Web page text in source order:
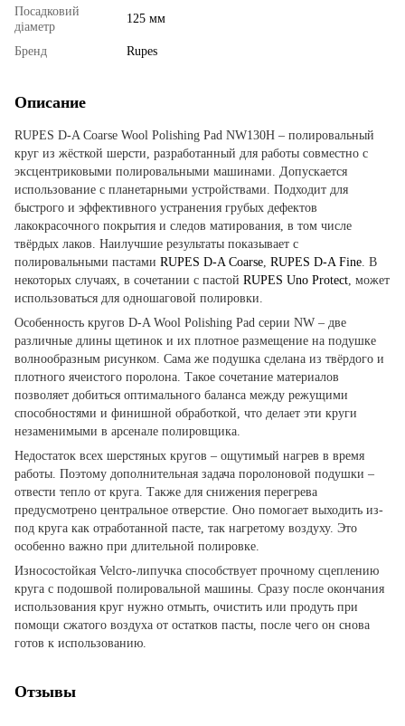
Посадковий
діаметр
125 мм
Бренд Rupes
Описание
RUPES D-A Coarse Wool Polishing Pad NW130H – полировальный
круг из жёсткой шерсти, разработанный для работы совместно с
эксцентриковыми полировальными машинами. Допускается
использование с планетарными устройствами. Подходит для
быстрого и эффективного устранения грубых дефектов
лакокрасочного покрытия и следов матирования, в том числе
твёрдых лаков. Наилучшие результаты показывает с
полировальными пастами RUPES D-A Coarse RUPES D-A Fine . В
некоторых случаях, в сочетании с пастой RUPES Uno Protect , может
использоваться для одношаговой полировки.
Особенность кругов D-A Wool Polishing Pad серии NW – две
различные длины щетинок и их плотное размещение на подушке
волнообразным рисунком. Сама же подушка сделана из твёрдого и
плотного ячеистого поролона. Такое сочетание материалов
позволяет добиться оптимального баланса между режущими
способностями и финишной обработкой, что делает эти круги
незаменимыми в арсенале полировщика.
Недостаток всех шерстяных кругов – ощутимый нагрев в время
работы. Поэтому дополнительная задача поролоновой подушки –
отвести тепло от круга. Также для снижения перегрева
предусмотрено центральное отверстие. Оно помогает выходить из-
под круга как отработанной пасте, так нагретому воздуху. Это
особенно важно при длительной полировке.
Износостойкая Velcro-липучка способствует прочному сцеплению
круга с подошвой полировальной машины. Сразу после окончания
использования круг нужно отмыть, очистить или продуть при
помощи сжатого воздуха от остатков пасты, после чего он снова
готов к использованию.
Отзывы